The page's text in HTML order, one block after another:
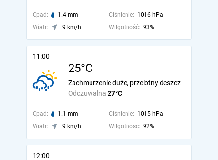
Opad: 1.4 mm Ciśnienie: 1016 hPa
Wiatr:
9 km/h Wilgotność: 93%
11:00
25°C
Odczuwalna 27°C
Zachmurzenie duże, przelotny deszcz
Opad: 1.1 mm Ciśnienie: 1015 hPa
Wiatr:
9 km/h Wilgotność: 92%
12:00